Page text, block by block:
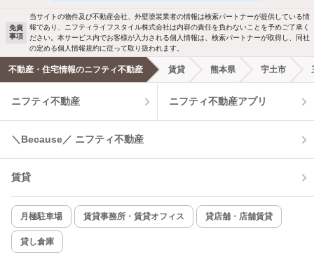
洗濯機置場あり 独立洗面台
エアコンあり 都市ガス
温水洗浄便座 オートロック
コンロ2口以上
新着のみ インターネット無料
該当件数:
免責
事項
当サイトの物件及び不動産会社、外壁塗装業者の情報は検索パートナーが提供している情
報であり、ニフティライフスタイル株式会社は内容の責任を負わないことを予めご了承く
ださい。本サービス内でお客様が入力される個人情報は、検索パートナーが取得し、同社
の定める個人情報規約に従って取り扱われます。
不動産・住宅情報のニフティ不動産 賃貸 熊本県 宇土市
ニフティ不動産 ニフティ不動産アプリ
＼Because／ ニフティ不動産
賃貸
月極駐車場 賃貸事務所・賃貸オフィス 貸店舗・店舗賃貸
貸し倉庫